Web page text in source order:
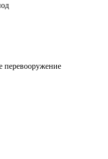
перевооружение